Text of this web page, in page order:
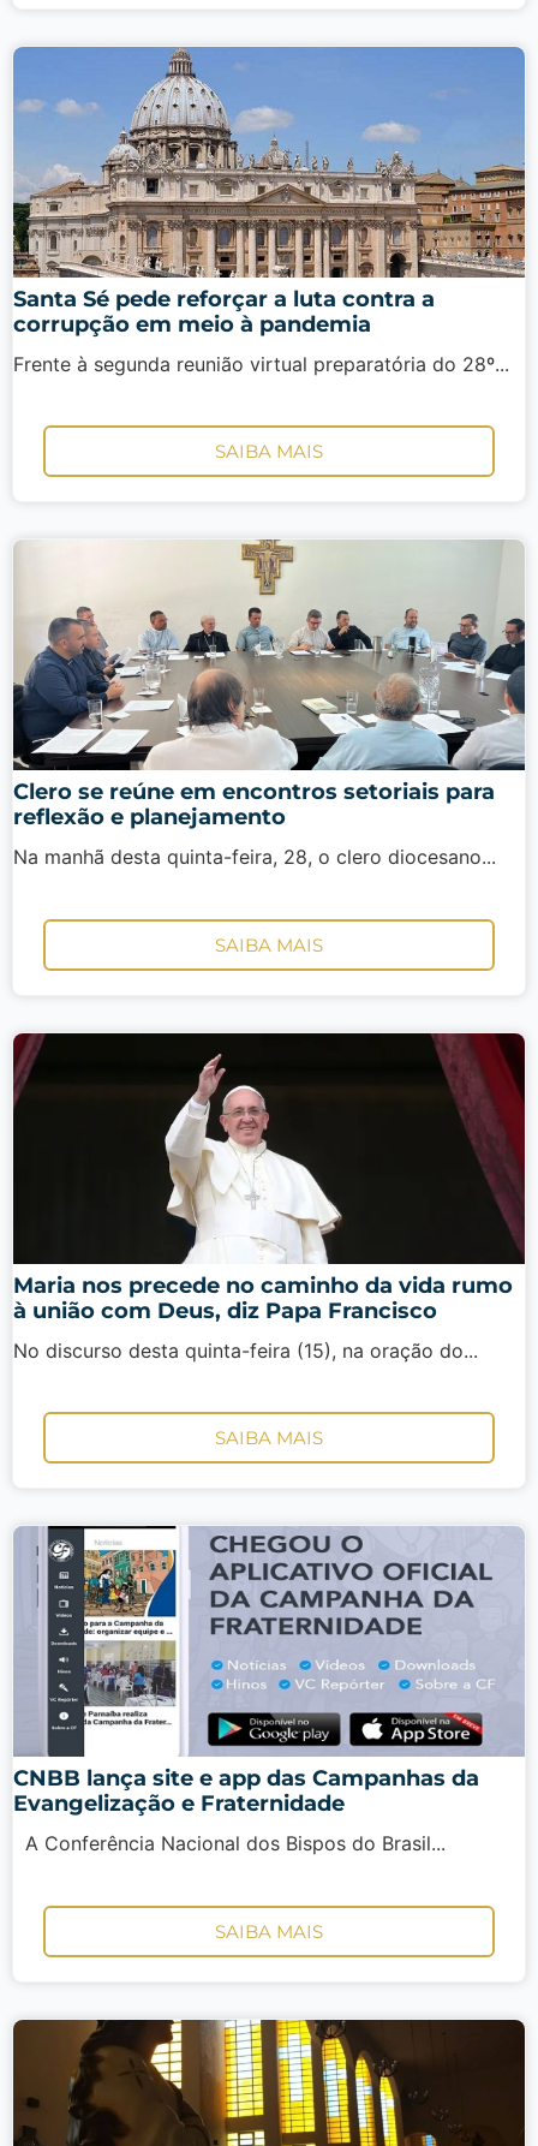
Santa Sé pede reforçar a luta contra a
corrupção em meio à pandemia
Frente à segunda reunião virtual preparatória do 28º...
SAIBA MAIS
Clero se reúne em encontros setoriais para
reflexão e planejamento
Na manhã desta quinta-feira, 28, o clero diocesano...
SAIBA MAIS
Maria nos precede no caminho da vida rumo
à união com Deus, diz Papa Francisco
No discurso desta quinta-feira (15), na oração do...
SAIBA MAIS
CNBB lança site e app das Campanhas da
Evangelização e Fraternidade
A Conferência Nacional dos Bispos do Brasil...
SAIBA MAIS